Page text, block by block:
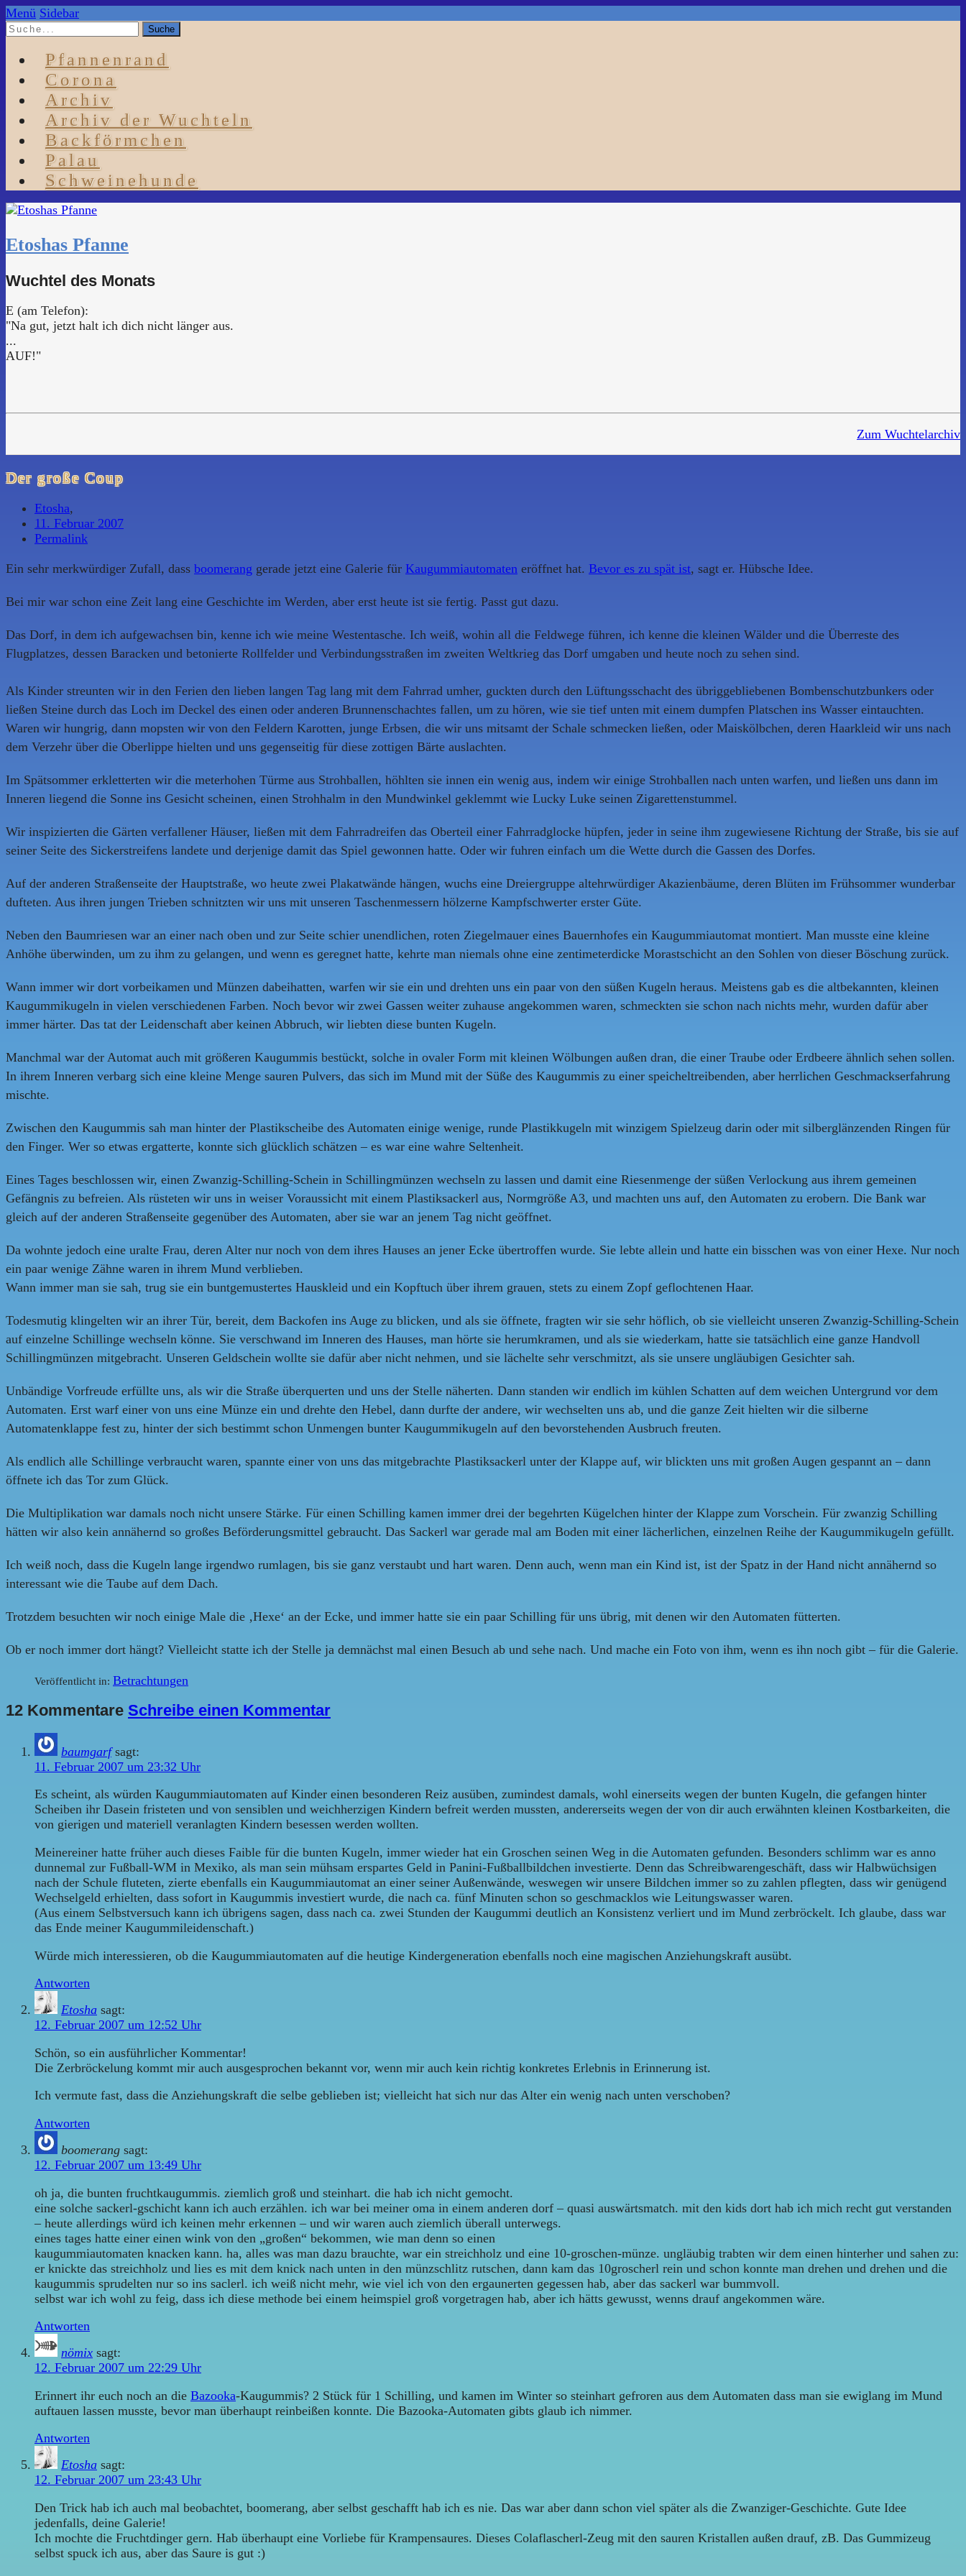
Menü Sidebar
Pfannenrand
Corona
Archiv
Archiv der Wuchteln
Backförmchen
Palau
Schweinehunde
Etoshas Pfanne
Wuchtel des Monats
E (am Telefon):
"Na gut, jetzt halt ich dich nicht länger aus.
...
AUF!"
Zum Wuchtelarchiv
Der große Coup
Etosha,
11. Februar 2007
Permalink
Ein sehr merkwürdiger Zufall, dass boomerang gerade jetzt eine Galerie für Kaugummiautomaten eröffnet hat. Bevor es zu spät ist, sagt er. Hübsche Idee.
Bei mir war schon eine Zeit lang eine Geschichte im Werden, aber erst heute ist sie fertig. Passt gut dazu.
Das Dorf, in dem ich aufgewachsen bin, kenne ich wie meine Westentasche. Ich weiß, wohin all die Feldwege führen, ich kenne die kleinen Wälder und die Überreste des
Flugplatzes, dessen Baracken und betonierte Rollfelder und Verbindungsstraßen im zweiten Weltkrieg das Dorf umgaben und heute noch zu sehen sind.
Als Kinder streunten wir in den Ferien den lieben langen Tag lang mit dem Fahrrad umher, guckten durch den Lüftungsschacht des übriggebliebenen Bombenschutzbunkers oder
ließen Steine durch das Loch im Deckel des einen oder anderen Brunnenschachtes fallen, um zu hören, wie sie tief unten mit einem dumpfen Platschen ins Wasser eintauchten.
Waren wir hungrig, dann mopsten wir von den Feldern Karotten, junge Erbsen, die wir uns mitsamt der Schale schmecken ließen, oder Maiskölbchen, deren Haarkleid wir uns nach
dem Verzehr über die Oberlippe hielten und uns gegenseitig für diese zottigen Bärte auslachten.
Im Spätsommer erkletterten wir die meterhohen Türme aus Strohballen, höhlten sie innen ein wenig aus, indem wir einige Strohballen nach unten warfen, und ließen uns dann im
Inneren liegend die Sonne ins Gesicht scheinen, einen Strohhalm in den Mundwinkel geklemmt wie Lucky Luke seinen Zigarettenstummel.
Wir inspizierten die Gärten verfallener Häuser, ließen mit dem Fahrradreifen das Oberteil einer Fahrradglocke hüpfen, jeder in seine ihm zugewiesene Richtung der Straße, bis sie auf
seiner Seite des Sickerstreifens landete und derjenige damit das Spiel gewonnen hatte. Oder wir fuhren einfach um die Wette durch die Gassen des Dorfes.
Auf der anderen Straßenseite der Hauptstraße, wo heute zwei Plakatwände hängen, wuchs eine Dreiergruppe altehrwürdiger Akazienbäume, deren Blüten im Frühsommer wunderbar
dufteten. Aus ihren jungen Trieben schnitzten wir uns mit unseren Taschenmessern hölzerne Kampfschwerter erster Güte.
Neben den Baumriesen war an einer nach oben und zur Seite schier unendlichen, roten Ziegelmauer eines Bauernhofes ein Kaugummiautomat montiert. Man musste eine kleine
Anhöhe überwinden, um zu ihm zu gelangen, und wenn es geregnet hatte, kehrte man niemals ohne eine zentimeterdicke Morastschicht an den Sohlen von dieser Böschung zurück.
Wann immer wir dort vorbeikamen und Münzen dabeihatten, warfen wir sie ein und drehten uns ein paar von den süßen Kugeln heraus. Meistens gab es die altbekannten, kleinen
Kaugummikugeln in vielen verschiedenen Farben. Noch bevor wir zwei Gassen weiter zuhause angekommen waren, schmeckten sie schon nach nichts mehr, wurden dafür aber
immer härter. Das tat der Leidenschaft aber keinen Abbruch, wir liebten diese bunten Kugeln.
Manchmal war der Automat auch mit größeren Kaugummis bestückt, solche in ovaler Form mit kleinen Wölbungen außen dran, die einer Traube oder Erdbeere ähnlich sehen sollen.
In ihrem Inneren verbarg sich eine kleine Menge sauren Pulvers, das sich im Mund mit der Süße des Kaugummis zu einer speicheltreibenden, aber herrlichen Geschmackserfahrung
mischte.
Zwischen den Kaugummis sah man hinter der Plastikscheibe des Automaten einige wenige, runde Plastikkugeln mit winzigem Spielzeug darin oder mit silberglänzenden Ringen für
den Finger. Wer so etwas ergatterte, konnte sich glücklich schätzen – es war eine wahre Seltenheit.
Eines Tages beschlossen wir, einen Zwanzig-Schilling-Schein in Schillingmünzen wechseln zu lassen und damit eine Riesenmenge der süßen Verlockung aus ihrem gemeinen
Gefängnis zu befreien. Als rüsteten wir uns in weiser Voraussicht mit einem Plastiksackerl aus, Normgröße A3, und machten uns auf, den Automaten zu erobern. Die Bank war
gleich auf der anderen Straßenseite gegenüber des Automaten, aber sie war an jenem Tag nicht geöffnet.
Da wohnte jedoch eine uralte Frau, deren Alter nur noch von dem ihres Hauses an jener Ecke übertroffen wurde. Sie lebte allein und hatte ein bisschen was von einer Hexe. Nur noch
ein paar wenige Zähne waren in ihrem Mund verblieben.
Wann immer man sie sah, trug sie ein buntgemustertes Hauskleid und ein Kopftuch über ihrem grauen, stets zu einem Zopf geflochtenen Haar.
Todesmutig klingelten wir an ihrer Tür, bereit, dem Backofen ins Auge zu blicken, und als sie öffnete, fragten wir sie sehr höflich, ob sie vielleicht unseren Zwanzig-Schilling-Schein
auf einzelne Schillinge wechseln könne. Sie verschwand im Inneren des Hauses, man hörte sie herumkramen, und als sie wiederkam, hatte sie tatsächlich eine ganze Handvoll
Schillingmünzen mitgebracht. Unseren Geldschein wollte sie dafür aber nicht nehmen, und sie lächelte sehr verschmitzt, als sie unsere ungläubigen Gesichter sah.
Unbändige Vorfreude erfüllte uns, als wir die Straße überquerten und uns der Stelle näherten. Dann standen wir endlich im kühlen Schatten auf dem weichen Untergrund vor dem
Automaten. Erst warf einer von uns eine Münze ein und drehte den Hebel, dann durfte der andere, wir wechselten uns ab, und die ganze Zeit hielten wir die silberne
Automatenklappe fest zu, hinter der sich bestimmt schon Unmengen bunter Kaugummikugeln auf den bevorstehenden Ausbruch freuten.
Als endlich alle Schillinge verbraucht waren, spannte einer von uns das mitgebrachte Plastiksackerl unter der Klappe auf, wir blickten uns mit großen Augen gespannt an – dann
öffnete ich das Tor zum Glück.
Die Multiplikation war damals noch nicht unsere Stärke. Für einen Schilling kamen immer drei der begehrten Kügelchen hinter der Klappe zum Vorschein. Für zwanzig Schilling
hätten wir also kein annähernd so großes Beförderungsmittel gebraucht. Das Sackerl war gerade mal am Boden mit einer lächerlichen, einzelnen Reihe der Kaugummikugeln gefüllt.
Ich weiß noch, dass die Kugeln lange irgendwo rumlagen, bis sie ganz verstaubt und hart waren. Denn auch, wenn man ein Kind ist, ist der Spatz in der Hand nicht annähernd so
interessant wie die Taube auf dem Dach.
Trotzdem besuchten wir noch einige Male die ‚Hexe‘ an der Ecke, und immer hatte sie ein paar Schilling für uns übrig, mit denen wir den Automaten fütterten.
Ob er noch immer dort hängt? Vielleicht statte ich der Stelle ja demnächst mal einen Besuch ab und sehe nach. Und mache ein Foto von ihm, wenn es ihn noch gibt – für die Galerie.
Veröffentlicht in: Betrachtungen
12 Kommentare Schreibe einen Kommentar
baumgarf sagt:
11. Februar 2007 um 23:32 Uhr
Es scheint, als würden Kaugummiautomaten auf Kinder einen besonderen Reiz ausüben, zumindest damals, wohl einerseits wegen der bunten Kugeln, die gefangen hinter
Scheiben ihr Dasein fristeten und von sensiblen und weichherzigen Kindern befreit werden mussten, andererseits wegen der von dir auch erwähnten kleinen Kostbarkeiten, die
von gierigen und materiell veranlagten Kindern besessen werden wollten.
Meinereiner hatte früher auch dieses Faible für die bunten Kugeln, immer wieder hat ein Groschen seinen Weg in die Automaten gefunden. Besonders schlimm war es anno
dunnemal zur Fußball-WM in Mexiko, als man sein mühsam erspartes Geld in Panini-Fußballbildchen investierte. Denn das Schreibwarengeschäft, dass wir Halbwüchsigen
nach der Schule fluteten, zierte ebenfalls ein Kaugummiautomat an einer seiner Außenwände, weswegen wir unsere Bildchen immer so zu zahlen pflegten, dass wir genügend
Wechselgeld erhielten, dass sofort in Kaugummis investiert wurde, die nach ca. fünf Minuten schon so geschmacklos wie Leitungswasser waren.
(Aus einem Selbstversuch kann ich übrigens sagen, dass nach ca. zwei Stunden der Kaugummi deutlich an Konsistenz verliert und im Mund zerbröckelt. Ich glaube, dass war
das Ende meiner Kaugummileidenschaft.)
Würde mich interessieren, ob die Kaugummiautomaten auf die heutige Kindergeneration ebenfalls noch eine magischen Anziehungskraft ausübt.
Antworten
Etosha sagt:
12. Februar 2007 um 12:52 Uhr
Schön, so ein ausführlicher Kommentar!
Die Zerbröckelung kommt mir auch ausgesprochen bekannt vor, wenn mir auch kein richtig konkretes Erlebnis in Erinnerung ist.
Ich vermute fast, dass die Anziehungskraft die selbe geblieben ist; vielleicht hat sich nur das Alter ein wenig nach unten verschoben?
Antworten
boomerang sagt:
12. Februar 2007 um 13:49 Uhr
oh ja, die bunten fruchtkaugummis. ziemlich groß und steinhart. die hab ich nicht gemocht.
eine solche sackerl-gschicht kann ich auch erzählen. ich war bei meiner oma in einem anderen dorf – quasi auswärtsmatch. mit den kids dort hab ich mich recht gut verstanden
– heute allerdings würd ich keinen mehr erkennen – und wir waren auch ziemlich überall unterwegs.
eines tages hatte einer einen wink von den „großen“ bekommen, wie man denn so einen
kaugummiautomaten knacken kann. ha, alles was man dazu brauchte, war ein streichholz und eine 10-groschen-münze. ungläubig trabten wir dem einen hinterher und sahen zu:
er knickte das streichholz und lies es mit dem knick nach unten in den münzschlitz rutschen, dann kam das 10groscherl rein und schon konnte man drehen und drehen und die
kaugummis sprudelten nur so ins saclerl. ich weiß nicht mehr, wie viel ich von den ergaunerten gegessen hab, aber das sackerl war bummvoll.
selbst war ich wohl zu feig, dass ich diese methode bei einem heimspiel groß vorgetragen hab, aber ich hätts gewusst, wenns drauf angekommen wäre.
Antworten
nömix sagt:
12. Februar 2007 um 22:29 Uhr
Erinnert ihr euch noch an die Bazooka-Kaugummis? 2 Stück für 1 Schilling, und kamen im Winter so steinhart gefroren aus dem Automaten dass man sie ewiglang im Mund
auftauen lassen musste, bevor man überhaupt reinbeißen konnte. Die Bazooka-Automaten gibts glaub ich nimmer.
Antworten
Etosha sagt:
12. Februar 2007 um 23:43 Uhr
Den Trick hab ich auch mal beobachtet, boomerang, aber selbst geschafft hab ich es nie. Das war aber dann schon viel später als die Zwanziger-Geschichte. Gute Idee
jedenfalls, deine Galerie!
Ich mochte die Fruchtdinger gern. Hab überhaupt eine Vorliebe für Krampensaures. Dieses Colaflascherl-Zeug mit den sauren Kristallen außen drauf, zB. Das Gummizeug
selbst spuck ich aus, aber das Saure is gut :)